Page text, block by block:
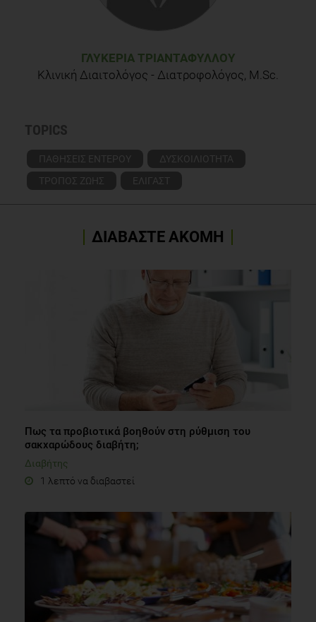
ΓΛΥΚΕΡΊΑ ΤΡΙΑΝΤΑΦΎΛΛΟΥ
Κλινική Διαιτολόγος - Διατροφολόγος, M.Sc.
TOPICS
ΠΑΘΗΣΕΙΣ ΕΝΤΕΡΟΥ
ΔΥΣΚΟΙΛΙΟΤΗΤΑ
ΤΡΟΠΟΣ ΖΩΗΣ
ΕΛΙΓΑΣΤ
ΔΙΑΒΑΣΤΕ ΑΚΟΜΗ
Πως τα προβιοτικά βοηθούν στη ρύθμιση του
σακχαρώδους διαβήτη;
Διαβήτης
1 λεπτό να διαβαστεί